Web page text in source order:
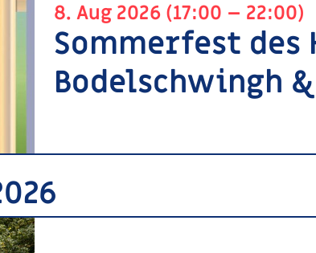
8. Aug 2026 (17:00 – 22:00)
Sommerfest
Bodelschwingh